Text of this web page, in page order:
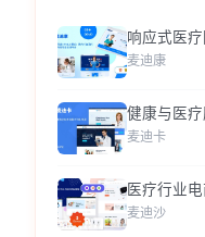
响应式医
麦迪康
健康与医
麦迪卡
医疗行业
麦迪沙